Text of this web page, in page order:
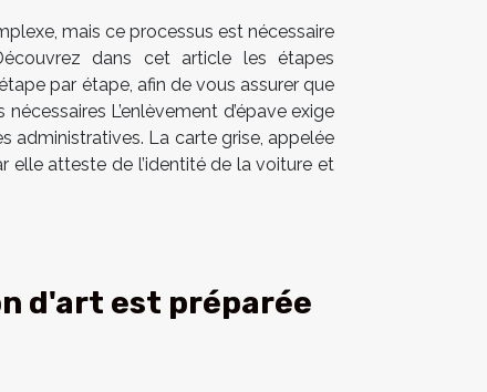
mais ce processus est nécessaire
dans cet article les étapes
par étape, afin de vous assurer que
L’enlèvement d’épave exige
administratives. La carte grise, appelée
elle atteste de l’identité de la voiture et
d'art est préparée